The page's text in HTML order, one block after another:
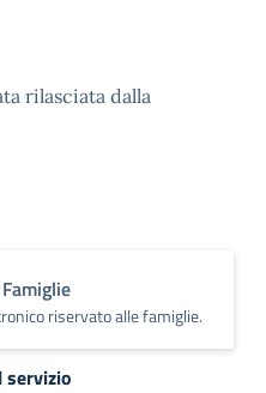
rilasciata dalla
riservato alle famiglie.
servizio